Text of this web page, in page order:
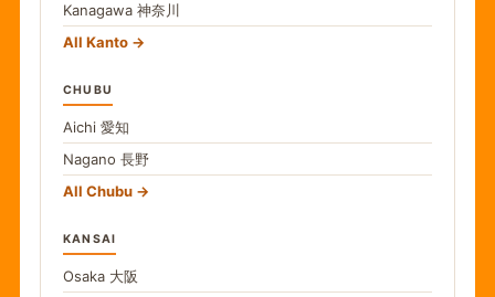
Kanagawa 神奈川
All Kanto
CHUBU
Aichi 愛知
Nagano 長野
All Chubu
KANSAI
Osaka 大阪